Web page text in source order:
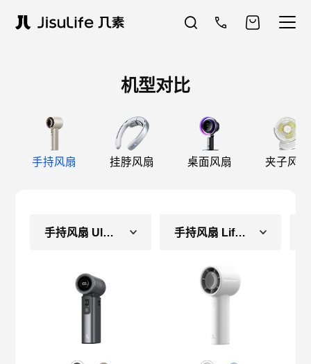
机型对比
手持风扇 挂脖风扇 桌面风扇 夹子风扇
手持风扇 Ultra2 E 手持风扇 Life10